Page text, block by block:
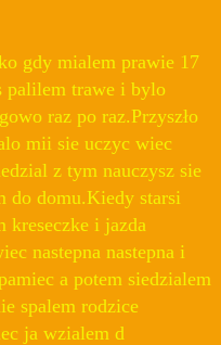
gdy mialem prawie 17
palilem trawe i bylo
raz po raz.Przyszło
mii sie uczyc wiec
z tym nauczysz sie
do domu.Kiedy starsi
kreseczke i jazda
nastepna nastepna i
a potem siedzialem
spalem rodzice
ja wzialem d